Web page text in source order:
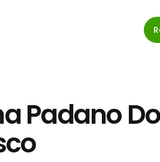
Padano